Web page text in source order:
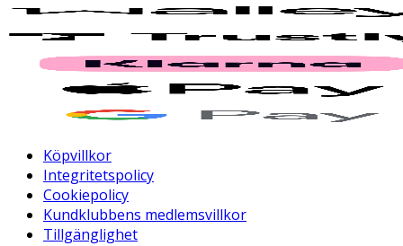
Köpvillkor
Integritetspolicy
Cookiepolicy
Kundklubbens medlemsvillkor
Tillgänglighet